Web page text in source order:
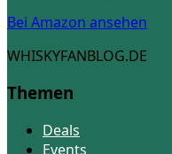
Bei Amazon ansehen
WHISKYFANBLOG.DE
Themen
Deals
Events